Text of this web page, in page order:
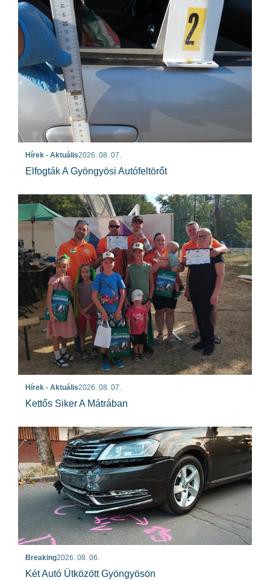
Hírek - Aktuális2026. 08. 07.
Elfogták A Gyöngyösi Autófeltörőt
Hírek - Aktuális2026. 08. 07.
Kettős Siker A Mátrában
Breaking2026. 08. 06.
Két Autó Ütközött Gyöngyösön